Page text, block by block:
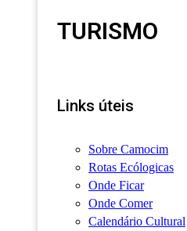
TURISMO
Links úteis
Sobre Camocim
Rotas Ecólogicas
Onde Ficar
Onde Comer
Calendário Cultural